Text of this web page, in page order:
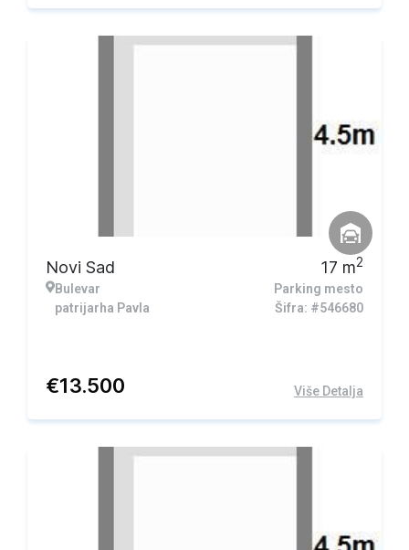
Novi Sad
Bulevar
patrijarha Pavla
17 m2
Parking mesto
Šifra: #546680
€13.500 Više Detalja